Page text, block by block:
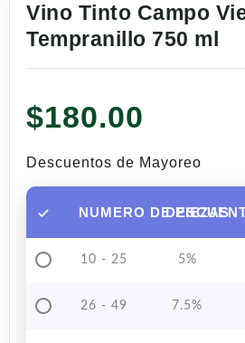
Vino Tinto Campo
Tempranillo 750 ml
$180.00
Descuentos de Mayoreo
NUMERO DE PIEZAS
10 - 25 5%
26 - 49 7.5%